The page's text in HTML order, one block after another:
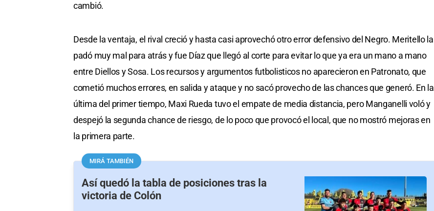
cambió.
Desde la ventaja, el rival creció y hasta casi aprovechó otro error defensivo del Negro. Meritello la
padó muy mal para atrás y fue Díaz que llegó al corte para evitar lo que ya era un mano a mano
entre Diellos y Sosa. Los recursos y argumentos futbolisticos no aparecieron en Patronato, que
cometió muchos errores, en salida y ataque y no sacó provecho de las chances que generó. En la
última del primer tiempo, Maxi Rueda tuvo el empate de media distancia, pero Manganelli voló y
despejó la segunda chance de riesgo, de lo poco que provocó el local, que no mostró mejoras en
la primera parte.
MIRÁ TAMBIÉN
Así quedó la tabla de posiciones tras la
victoria de Colón